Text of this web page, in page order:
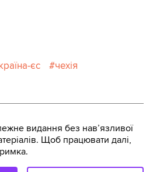
єс чехія
видання без навʼязливої
Щоб працювати далі,